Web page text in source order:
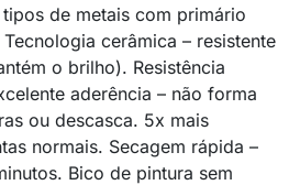
de metais com primário
cerâmica – resistente
o brilho). Resistência
aderência – não forma
ou descasca. 5x mais
normais. Secagem rápida –
Bico de pintura sem